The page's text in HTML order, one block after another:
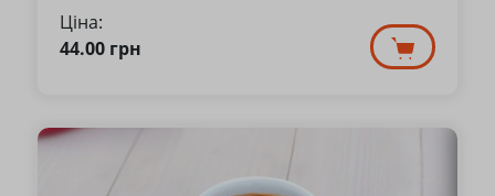
Ціна:
44.00 грн